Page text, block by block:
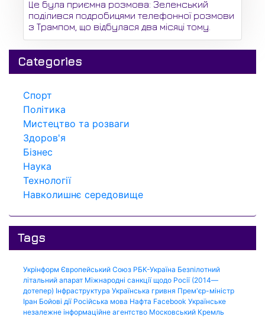
Це була приємна розмова: Зеленський
поділився подробицями телефонної розмови
з Трампом, що відбулася два місяці тому.
Categories
Спорт
Політика
Мистецтво та розваги
Здоров'я
Бізнес
Наука
Технології
Навколишнє середовище
Tags
Укрінформ Європейський Союз РБК-Україна Безпілотний
літальний апарат Міжнародні санкції щодо Росії (2014—
дотепер) Інфраструктура Українська гривня Прем'єр-міністр
Іран Бойові дії Російська мова Нафта Facebook Українське
незалежне інформаційне агентство Московський Кремль